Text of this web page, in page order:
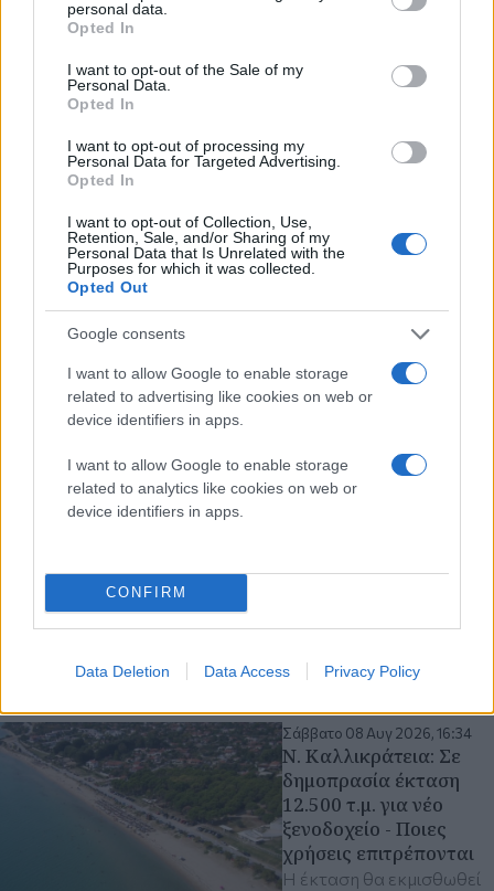
grant or deny consent to Google and its third-party tags to
use your data for below specified purposes in below Google
consent section.
personal data.
Opted In
I want to opt-out of the Sale of my
Personal Data.
Opted In
I want to opt-out of processing my
Personal Data for Targeted Advertising.
Opted In
I want to opt-out of Collection, Use,
Retention, Sale, and/or Sharing of my
Personal Data that Is Unrelated with the
Purposes for which it was collected.
Opted Out
Google consents
I want to allow Google to enable storage
related to advertising like cookies on web or
device identifiers in apps.
I want to allow Google to enable storage
related to analytics like cookies on web or
device identifiers in apps.
CONFIRM
Data Deletion Data Access Privacy Policy
Διαβάστε περισσότερα
Σάββατο 08 Αυγ 2026, 18:00
Θερινές εκπτώσεις:
Καλοκαιρινή παγωνιά
ασιατικές πλατφόρμες
επιχειρήσεις
Σάββατο 08 Αυγ 2026, 16:34
Ν. Καλλικράτεια: Σε
δημοπρασία έκταση
12.500 τ.μ. για νέο
ξενοδοχείο - Ποιες
χρήσεις επιτρέπονται
Η έκταση θα εκμισθωθεί